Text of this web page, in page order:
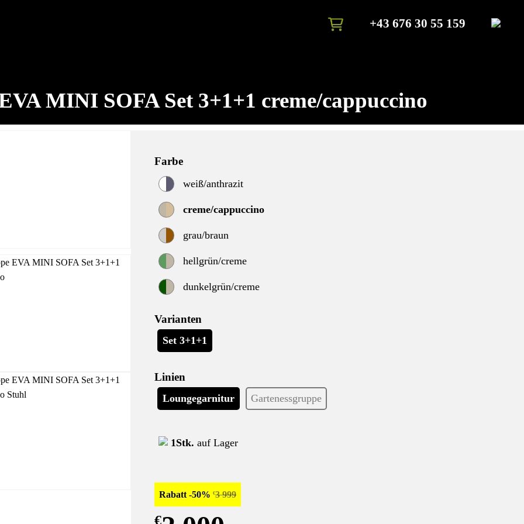
+43 676 30 55 159
MINI SOFA Set 3+1+1 creme/cappuccino
Farbe
weiß/anthrazit
creme/cappuccino
grau/braun
hellgrün/creme
dunkelgrün/creme
Varianten
Set 3+1+1
Linien
Loungegarnitur Gartenessgruppe
1Stk. auf Lager
Rabatt -50% €3 999
€